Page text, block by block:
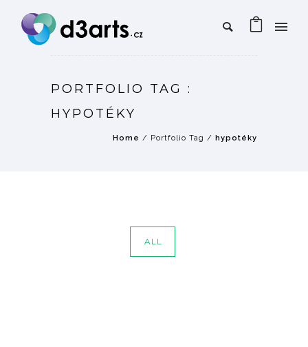
PORTFOLIO TAG :
HYPOTÉKY
Home / Portfolio Tag / hypotéky
ALL